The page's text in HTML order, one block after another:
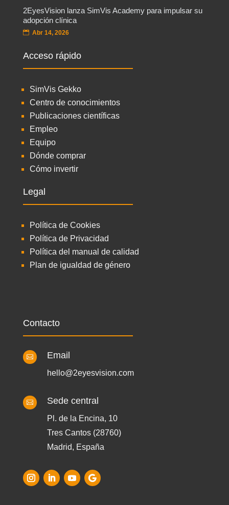
2EyesVision lanza SimVis Academy para impulsar su
adopción clínica
Abr 14, 2026
Acceso rápido
SimVis Gekko
Centro de conocimientos
Publicaciones científicas
Empleo
Equipo
Dónde comprar
Cómo invertir
Legal
Política de Cookies
Política de Privacidad
Política del manual de calidad
Plan de igualdad de género
Contacto
 Email
hello@2eyesvision.com
 Sede central
Pl. de la Encina, 10
Tres Cantos (28760)
Madrid, España